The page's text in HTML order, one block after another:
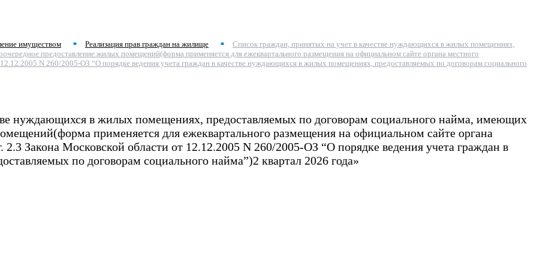
имуществом ■ Реализация прав граждан на жилище ■
Список граждан, принятых на учет в качестве нуждающихся в жилых помещениях,
предоставление жилых помещений(форма применяется для ежеквартального размещения на официальном сайте органа местного
N 260/2005-ОЗ “О порядке ведения учета граждан в качестве нуждающихся в жилых помещениях, предоставляемых по договорам социального
нуждающихся в жилых помещениях, предоставляемых по договорам социального найма, имеющих
применяется для ежеквартального размещения на официальном сайте органа
2.3 Закона Московской области от 12.12.2005 N 260/2005-ОЗ “О порядке ведения учета граждан в
по договорам социального найма”)2 квартал 2026 года»